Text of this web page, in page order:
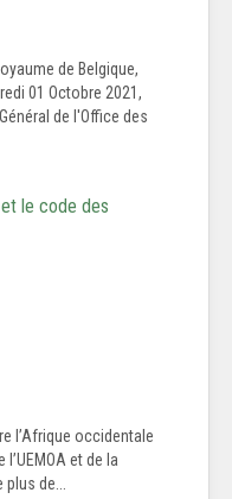
de Belgique,
01 Octobre 2021,
de l'Office des
le code des
l’Afrique occidentale
et de la
de...